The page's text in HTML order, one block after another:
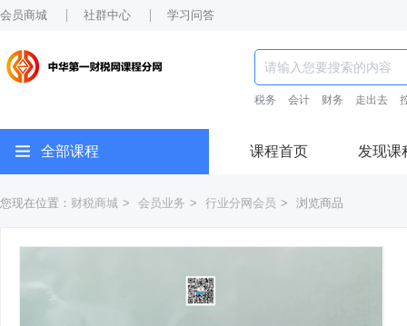
会员商城 社群中心 学习问答
税务 会计 财务 走出去
全部课程 课程首页 发现课
您现在位置： 财税商城 > 会员业务 > 行业分网会员 > 浏览商品